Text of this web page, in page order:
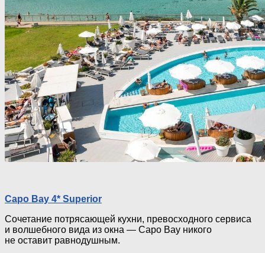
Capo Bay 4* Superior
Сочетание потрясающей кухни, превосходного сервиса
и волшебного вида из окна — Capo Bay никого
не оставит равнодушным.